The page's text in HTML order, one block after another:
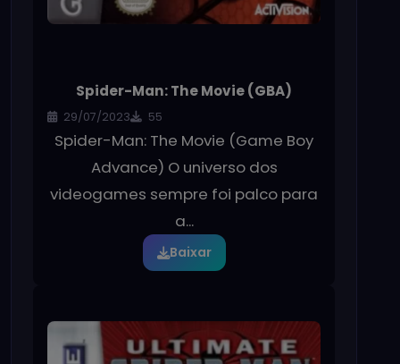
Spider-Man: The Movie (GBA)
29/07/2023 55
Spider-Man: The Movie (Game Boy
Advance) O universo dos
videogames sempre foi palco para
a...
Baixar